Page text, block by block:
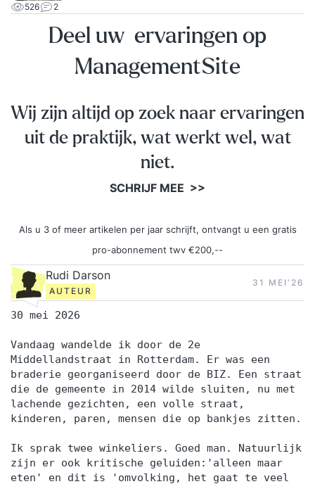
526 2
Deel uw ervaringen op
ManagementSite
Wij zijn altijd op zoek naar ervaringen
uit de praktijk, wat werkt wel, wat
niet.
SCHRIJF MEE >>
Als u 3 of meer artikelen per jaar schrijft, ontvangt u een gratis
pro-abonnement twv €200,--
Rudi Darson
AUTEUR
31 MEI‘26
30 mei 2026
Vandaag wandelde ik door de 2e
Middellandstraat in Rotterdam. Er was een
braderie georganiseerd door de BIZ. Een straat
die de gemeente in 2014 wilde sluiten, nu met
lachende gezichten, een volle straat,
kinderen, paren, mensen die op bankjes zitten.
Ik sprak twee winkeliers. Goed man. Natuurlijk
zijn er ook kritische geluiden:'alleen maar
eten' en dit is 'omvolking, het gaat te veel